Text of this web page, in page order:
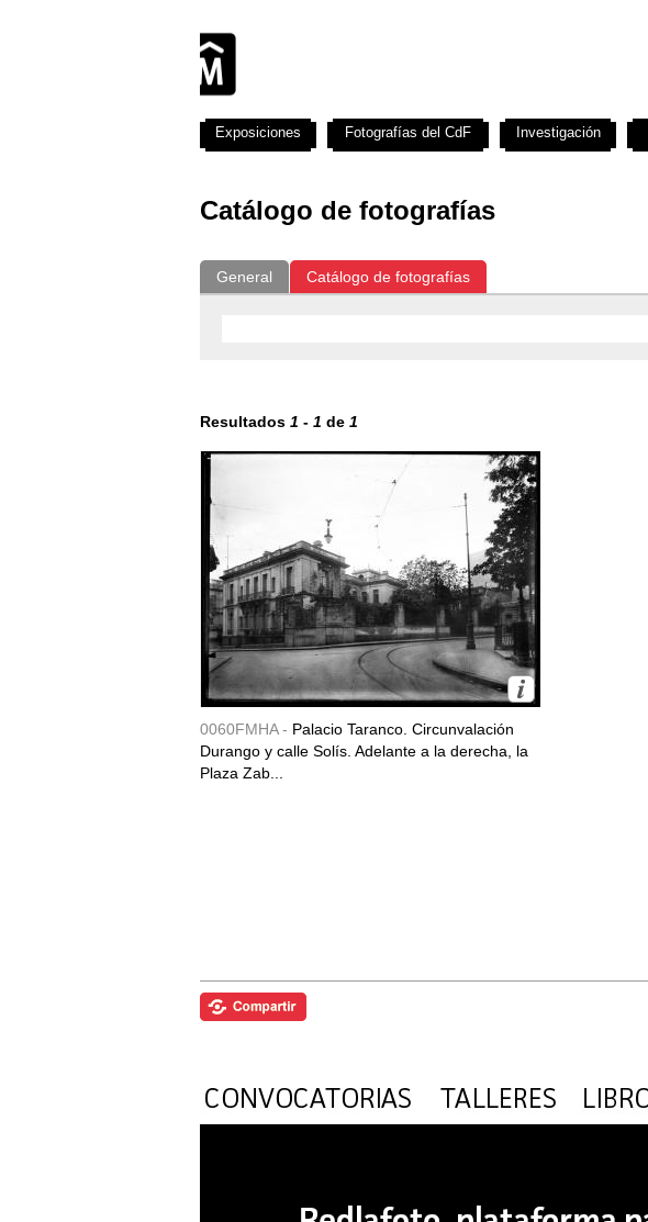
Catálogo de fotografías
General Catálogo de fotografías
Resultados 1 - 1 de 1
0060FMHA - Palacio Taranco. Circunvalación
Durango y calle Solís. Adelante a la derecha, la
Plaza Zab...
Exposiciones Fotografías del CdF Investigación